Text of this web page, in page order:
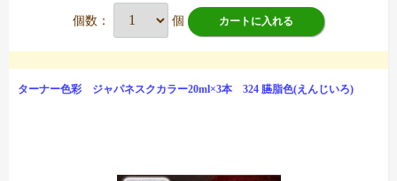
個数： 個 カートに入れる
ターナー色彩 ジャパネスクカラー20ml×3本 324 臙脂色(えんじいろ)